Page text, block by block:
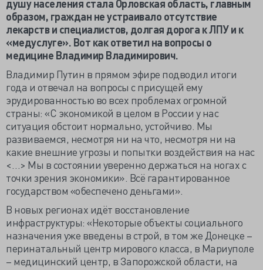
душу населения стала Орловская область, главным
образом, граждан не устраивало отсутствие
лекарств и специалистов, долгая дорога к ЛПУ и к
«медуслуге». Вот как ответил на вопросы о
медицине Владимир Владимирович.
Владимир Путин в прямом эфире подводил итоги
года и отвечал на вопросы с присущей ему
эрудированностью во всех проблемах огромной
страны: «С экономикой в целом в России у нас
ситуация обстоит нормально, устойчиво. Мы
развиваемся, несмотря ни на что, несмотря ни на
какие внешние угрозы и попытки воздействия на нас
<…> Мы в состоянии уверенно держаться на ногах с
точки зрения экономики». Всё гарантированное
государством «обеспечено деньгами».
В новых регионах идёт восстановление
инфраструктуры: «Некоторые объекты социального
назначения уже введены в строй, в том же Донецке –
перинатальный центр мирового класса, в Мариуполе
– медицинский центр, в Запорожской области, на